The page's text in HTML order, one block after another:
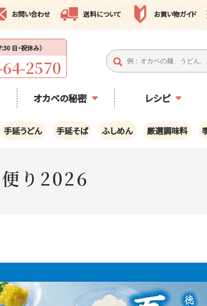
お問い合わせ 送料について お買い物ガイド
日・祝休み）
2570
オカベの秘密 レシピ
手延うどん 手延そば ふしめん 厳選調味料
り2026